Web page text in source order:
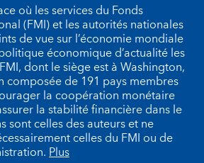
où les services du Fonds
(FMI) et les autorités nationales
de vue sur l’économie mondiale
économique d’actualité les
dont le siège est à Washington,
composée de 191 pays membres
la coopération monétaire
la stabilité financière dans le
sont celles des auteurs et ne
celles du FMI ou de
Plus